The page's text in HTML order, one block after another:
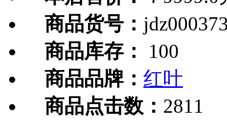
商品货号：
商品库存：
100
商品品牌： 红叶
商品点击数： 2811